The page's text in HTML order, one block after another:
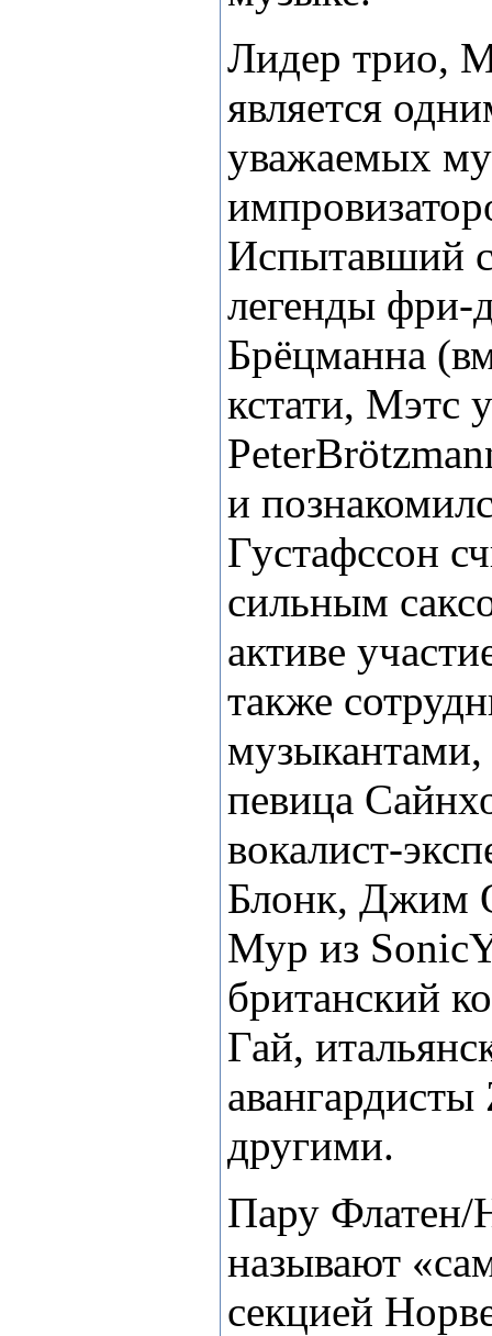
Лидер трио,
является
уважаемых
Испытавший
легенды фри-
Брёцманна
кстати, Мэтс
PeterBrö
и
Густафссон
сильным
активе
также
музыкантами,
певица
вокалист-
Блонк, Джим
Мур из Sonic
британский
Гай,
авангардисты
другими.
Пару Флатен/
называют
секцией